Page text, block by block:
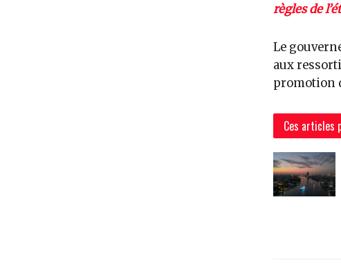
règles de
Le
aux
promotion
Ces articles